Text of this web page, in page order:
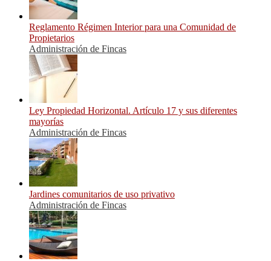
Reglamento Régimen Interior para una Comunidad de
Propietarios
Administración de Fincas
Ley Propiedad Horizontal. Artículo 17 y sus diferentes
mayorías
Administración de Fincas
Jardines comunitarios de uso privativo
Administración de Fincas